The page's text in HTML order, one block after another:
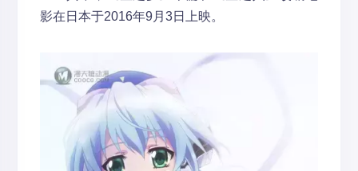
影在日本于2016年9月3日上映。